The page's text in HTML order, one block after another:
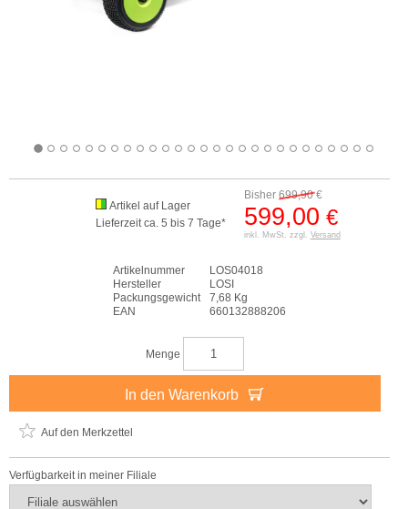
Bisher 699,90€
599,00 €
inkl. MwSt. zzgl. Versand
Artikel auf Lager
Lieferzeit ca. 5 bis 7 Tage*
Artikelnummer
LOS04018
Hersteller
LOSI
Packungsgewicht
7,68 Kg
EAN
660132888206
Menge
In den Warenkorb
Auf den Merkzettel
Verfügbarkeit in meiner Filiale